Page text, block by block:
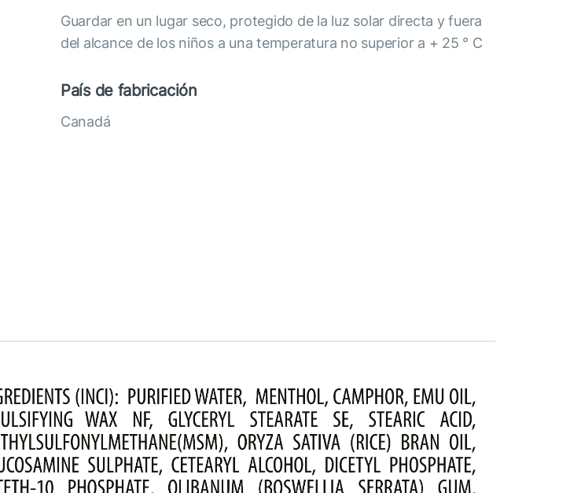
Guardar en un lugar seco, protegido de la luz solar directa y fuera
del alcance de los niños a una temperatura no superior a + 25 ° C
País de fabricación
Canadá